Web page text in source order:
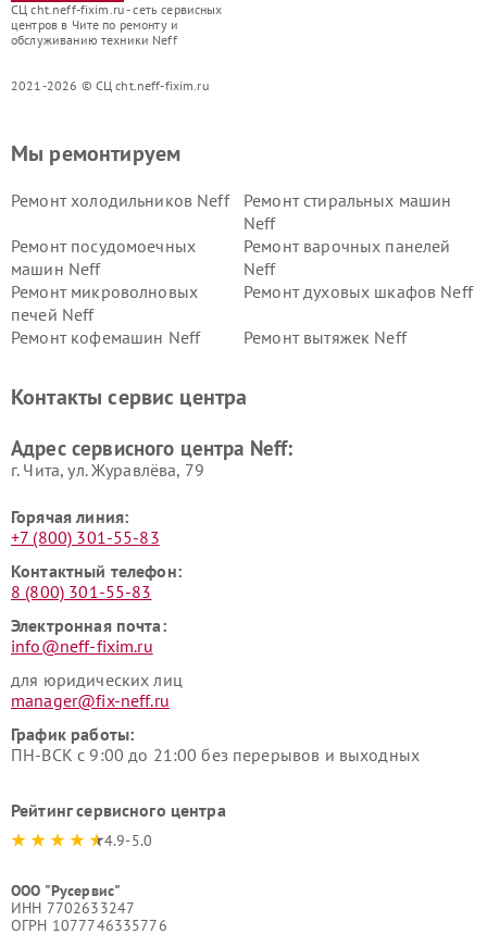
СЦ cht.neff-fixim.ru - сеть сервисных
центров в Чите по ремонту и
обслуживанию техники Neff
2021-2026 © СЦ cht.neff-fixim.ru
Мы ремонтируем
Ремонт холодильников Neff
Ремонт стиральных машин
Neff
Ремонт посудомоечных
машин Neff
Ремонт варочных панелей
Neff
Ремонт микроволновых
печей Neff
Ремонт духовых шкафов Neff
Ремонт кофемашин Neff Ремонт вытяжек Neff
Контакты сервис центра
Адрес сервисного центра Neff:
г. Чита, ул. Журавлёва, 79
Горячая линия:
+7 (800) 301-55-83
Контактный телефон:
8 (800) 301-55-83
Электронная почта:
info@neff-fixim.ru
для юридических лиц
manager@fix-neff.ru
График работы:
ПН-ВСК с 9:00 до 21:00 без перерывов и выходных
Рейтинг сервисного центра
4.9-5.0
ООО "Русервис"
ИНН 7702633247
ОГРН 1077746335776